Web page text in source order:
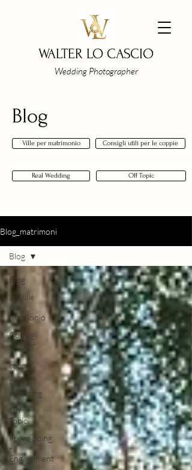
WALTER LO CASCIO
Wedding Photographer
Blog
Ville per matrimonio Consigli utili per le coppie
Real Wedding Off Topic
Blog_matrimoni
Blog
Le Ville
per
Matrionio
Consigli
utili per
le
coppie
Real
Wedding
Off
Topic
Prewedding
-
Engagement
Blog